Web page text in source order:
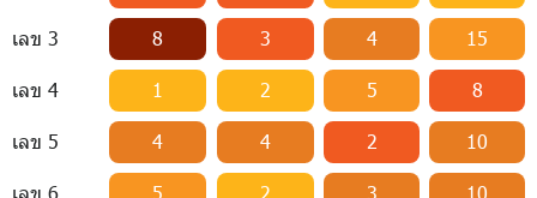
เลข 3 8 3 4 15
เลข 4 1 2 5 8
เลข 5 4 4 2 10
เลข 6 5 2 3 10